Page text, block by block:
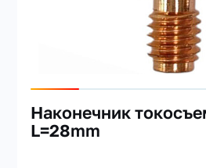
Наконечник
L=28mm